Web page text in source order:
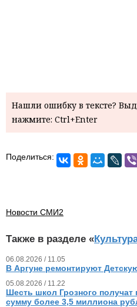
Нашли ошибку в тексте?
нажмите: Ctrl+Enter
Поделиться:
Новости СМИ2
Также в разделе «
06.08.2026 / 11.05
В Аргуне ремонтируют
05.08.2026 / 11.22
Шесть школ Грозного получат
сумму более 3,5 миллиона